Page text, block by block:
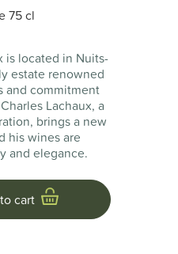
75 cl
is located in Nuits-
estate renowned
and commitment
Lachaux, a
brings a new
his wines are
and elegance.
cart